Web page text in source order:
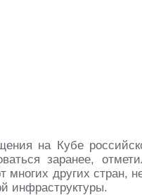
на Кубе
заранее,
других стран,
инфраструктуры.